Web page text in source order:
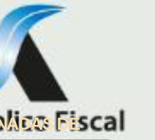
DE